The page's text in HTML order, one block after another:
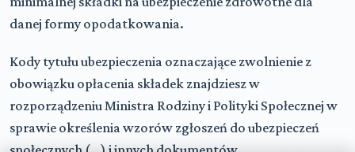
danej formy opodatkowania.
Kody tytułu ubezpieczenia oznaczające zwolnienie z
obowiązku opłacenia składek znajdziesz w
rozporządzeniu Ministra Rodziny i Polityki Społecznej w
sprawie określenia wzorów zgłoszeń do ubezpieczeń